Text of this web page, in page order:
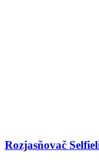
Rozjasňovač